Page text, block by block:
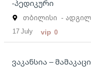
-პედიკური
თბილისი -
17 July vip 0
ვაკანსია –